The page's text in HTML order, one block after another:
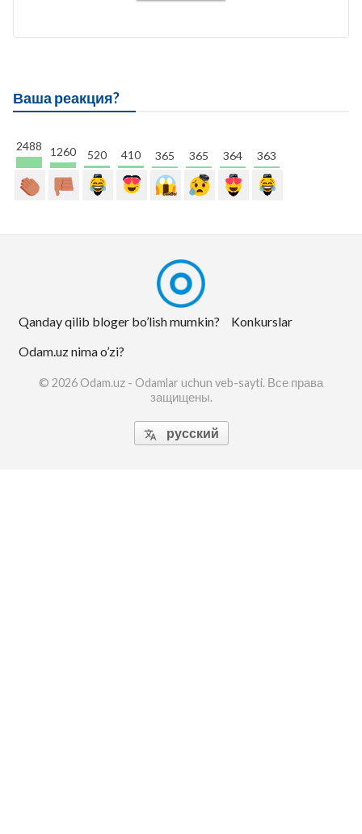
Ваша реакция?
2488 1260 520 410 365 365 364 363
Qanday qilib bloger bo’lish mumkin?
Konkurslar
Odam.uz nima o’zi?
© 2026 Odam.uz - Odamlar uchun veb-sayti. Все права
защищены.
 русский